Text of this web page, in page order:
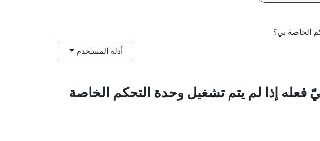
الخاصة بي؟
أدلة المستخدم
فعله إذا لم يتم تشغيل وحدة التحكم الخاصة